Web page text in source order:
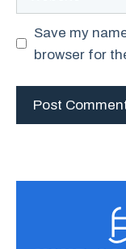
Save my
browser for